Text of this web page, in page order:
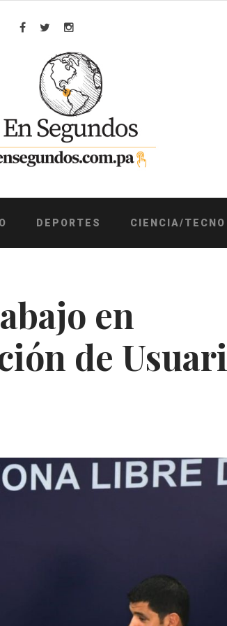
Facebook
TwitterInstagram
DEPORTES CIENCIA/TECNO
en
de